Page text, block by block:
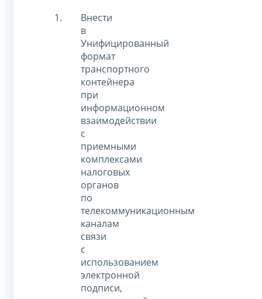
Внести
в
Унифицированный
формат
транспортного
контейнера
при
информационном
взаимодействии
с
приемными
комплексами
налоговых
органов
по
телекоммуникационным
каналам
связи
с
использованием
электронной
подписи,